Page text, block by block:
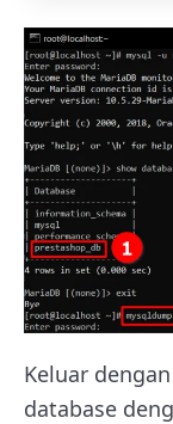
Keluar
database